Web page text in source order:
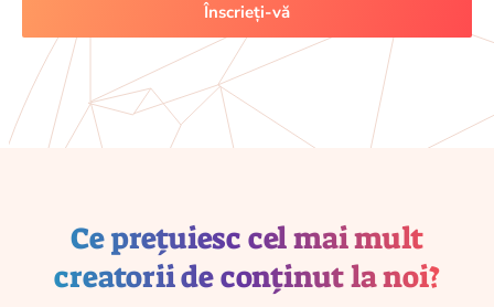
Înscrieți-vă
Ce prețuiesc cel mai mult
creatorii de conținut la noi?